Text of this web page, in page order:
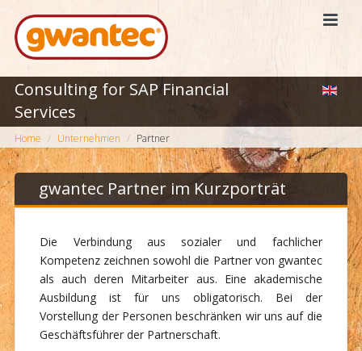
Consulting for SAP Financial
Services
Home Unternehmen Partner
gwantec Partner im Kurzporträt
Die Verbindung aus sozialer und fachlicher
Kompetenz zeichnen sowohl die Partner von gwantec
als auch deren Mitarbeiter aus. Eine akademische
Ausbildung ist für uns obligatorisch. Bei der
Vorstellung der Personen beschränken wir uns auf die
Geschäftsführer der Partnerschaft.